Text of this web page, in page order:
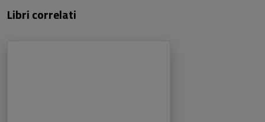
Libri correlati